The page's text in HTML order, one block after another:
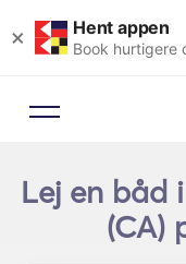
× Hent appen
Book hurtigere
Lej en båd
(CA)